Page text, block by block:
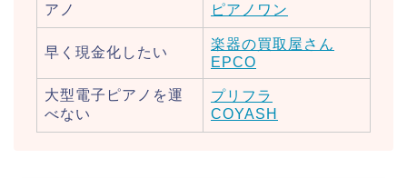
アノ
ピアノワン
早く現金化したい
楽器の買取屋さん
EPCO
大型電子ピアノを運
べない
プリフラ
COYASH